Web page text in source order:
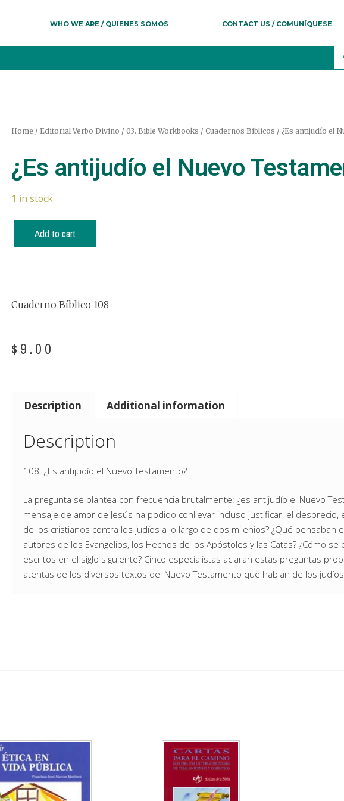
WHO WE ARE / QUIENES SOMOS CONTACT US / COMUNÍQUESE
Home / Editorial Verbo Divino / 03. Bible Workbooks / Cuadernos Bíblicos / ¿Es antijudío el
¿Es antijudío el Nuevo
1 in stock
Add to cart
Cuaderno Bíblico 108
$ 9.00
Description Additional information
Description
108. ¿Es antijudío el Nuevo Testamento?
La pregunta se plantea con frecuencia brutalmente: ¿es antijudío el Nuevo
mensaje de amor de Jesús ha podido conllevar incluso justificar, el desprecio,
de los cristianos contra los judíos a lo largo de dos milenios? ¿Qué pensaban
autores de los Evangelios, los Hechos de los Apóstoles y las Catas? ¿Cómo
escritos en el siglo siguiente? Cinco especialistas aclaran estas preguntas
atentas de los diversos textos del Nuevo Testamento que hablan de los judíos.